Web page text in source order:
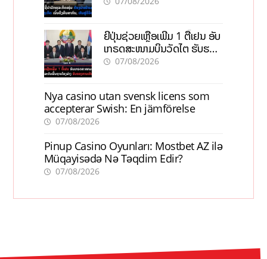
ຍີ່ປຸ່ນຊ່ວຍເຫຼືອເພີ່ມ 1 ຕື້ເຢນ ອັບ
ເກຣດສະໜາມບິນວັດໄຕ ຮັບຮອງ
ການເຕີບໂຕ
07/08/2026
Nya casino utan svensk licens som
accepterar Swish: En jämförelse
07/08/2026
Pinup Casino Oyunları: Mostbet AZ ilə
Müqayisədə Nə Təqdim Edir?
07/08/2026